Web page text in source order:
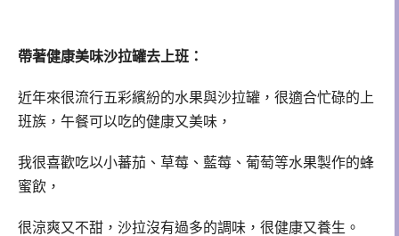
帶著健康美味沙拉罐去上班：
近年來很流行五彩繽紛的水果與沙拉罐，很適合忙碌的上
班族，午餐可以吃的健康又美味，
我很喜歡吃以小蕃茄、草莓、藍莓、葡萄等水果製作的蜂
蜜飲，
很涼爽又不甜，沙拉沒有過多的調味，很健康又養生。